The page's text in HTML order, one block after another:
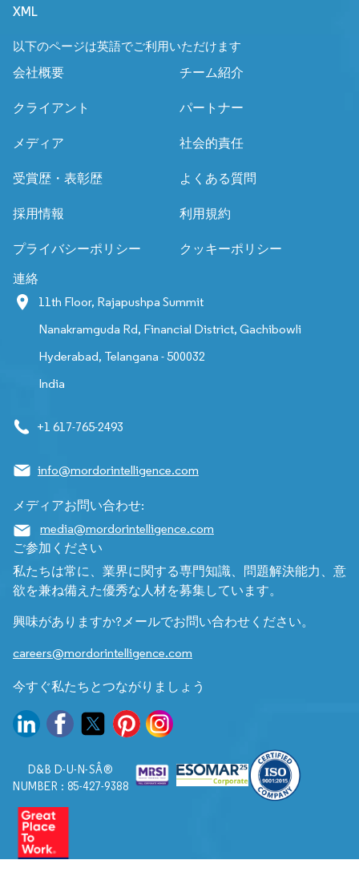
XML
以下のページは英語でご利用いただけます
会社概要
チーム紹介
クライアント パートナー
メディア 社会的責任
受賞歴・表彰歴 よくある質問
採用情報 利用規約
プライバシーポリシー クッキーポリシー
連絡
11th Floor, Rajapushpa Summit
Nanakramguda Rd, Financial District, Gachibowli
Hyderabad, Telangana - 500032
India
+1 617-765-2493
info@mordorintelligence.com
メディアお問い合わせ:
media@mordorintelligence.com
ご参加ください
私たちは常に、業界に関する専門知識、問題解決能力、意
欲を兼ね備えた優秀な人材を募集しています。
興味がありますか?メールでお問い合わせください。
careers@mordorintelligence.com
今すぐ私たちとつながりましょう
D&B D-U-N-SÂ®
NUMBER : 85-427-9388